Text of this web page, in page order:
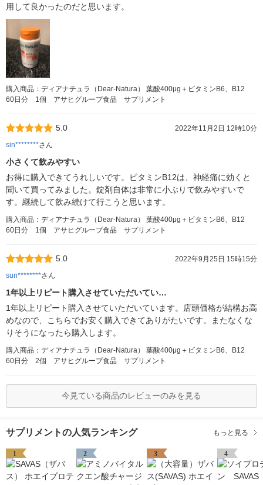
用して良かったのだと思います。
購入商品：ディアナチュラ（Dear-Natura） 葉酸400μg＋ビタミンB6、B12
60日分 1個 アサヒグループ食品 サプリメント
5.0
2022年11月2日 12時10分
sin********さん
小さくて飲みやすい
お得に購入できてうれしいです。ビタミンB12は、神経痛に効くと
聞いて買ってみました。錠剤自体は非常に小ぶりで飲みやすいで
す。継続して飲み続けて行こうと思います。
購入商品：ディアナチュラ（Dear-Natura） 葉酸400μg＋ビタミンB6、B12
60日分 1個 アサヒグループ食品 サプリメント
5.0
2022年9月25日 15時15分
sun********さん
1年以上リピート購入させていただいてい…
1年以上リピート購入させていただいています。店頭価格が結構お高
めなので、こちらでお安く購入できてありがたいです。またなくな
りそうになったら購入します。
購入商品：ディアナチュラ（Dear-Natura） 葉酸400μg＋ビタミンB6、B12
60日分 2個 アサヒグループ食品 サプリメント
今見ている商品のレビューのみを見る
サプリメントの人気ランキング もっと見る
1 2 3 4